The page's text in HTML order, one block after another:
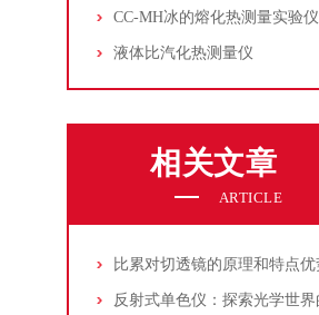
CC-MH冰的熔化热测量实验仪
液体比汽化热测量仪
相关文章
ARTICLE